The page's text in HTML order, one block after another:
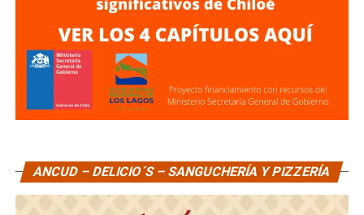
ANCUD – DELICIO´S – SANGUCHERÍA Y PIZZERÍA